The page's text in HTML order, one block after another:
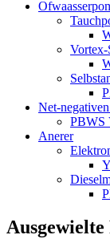
Vortex-
Net-
PBWS
Anerer